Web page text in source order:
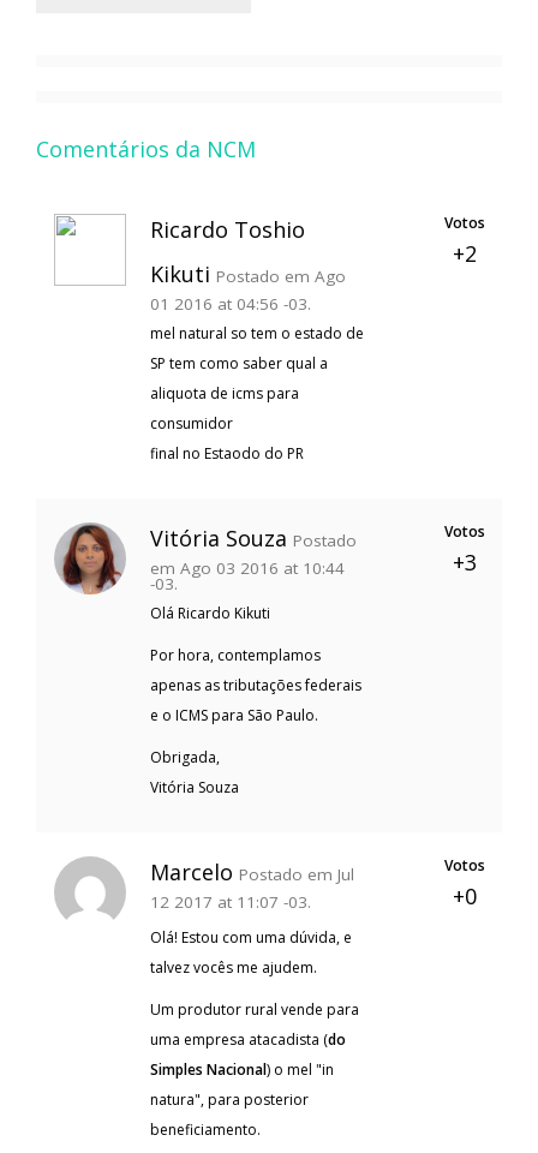
Comentários da NCM
Ricardo Toshio
Kikuti Postado em Ago
01 2016 at 04:56 -03.
mel natural so tem o estado de
SP tem como saber qual a
aliquota de icms para
consumidor
final no Estaodo do PR
Votos
+2
Vitória Souza Postado
em Ago 03 2016 at 10:44
-03.
Olá Ricardo Kikuti
Por hora, contemplamos
apenas as tributações federais
e o ICMS para São Paulo.
Obrigada,
Vitória Souza
Votos
+3
Marcelo Postado em Jul
12 2017 at 11:07 -03.
Olá! Estou com uma dúvida, e
talvez vocês me ajudem.
Um produtor rural vende para
uma empresa atacadista (do
Simples Nacional) o mel "in
natura", para posterior
beneficiamento.
Votos
+0